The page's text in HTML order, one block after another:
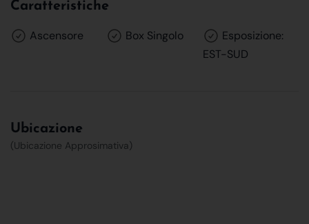
Caratteristiche
Ascensore Box Singolo
Esposizione:
EST-SUD
Ubicazione
(Ubicazione Approsimativa)